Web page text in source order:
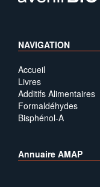
NAVIGATION
Accueil
Livres
Additifs Alimentaires
Formaldéhydes
Bisphénol-A
Annuaire AMAP